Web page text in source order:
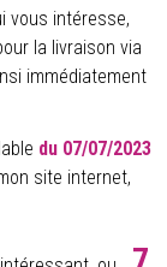
vous intéresse,
la livraison via
immédiatement
du 07/07/2023
site internet,